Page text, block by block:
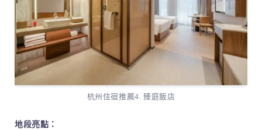
杭州住宿推薦4. 臻庭飯店
地段亮點：